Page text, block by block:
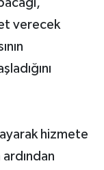
verecek
hizmete